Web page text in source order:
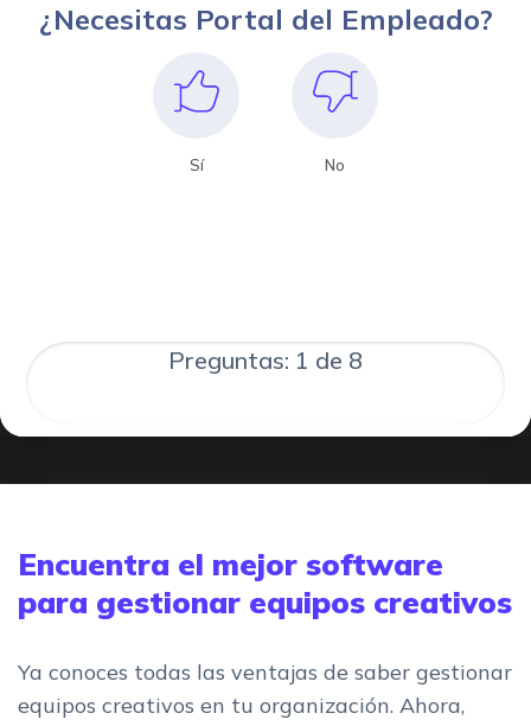
¿Necesitas Portal del Empleado?
Sí No
Preguntas: 1 de 8
Encuentra el mejor software
para gestionar equipos creativos
Ya conoces todas las ventajas de saber gestionar
equipos creativos en tu organización. Ahora,